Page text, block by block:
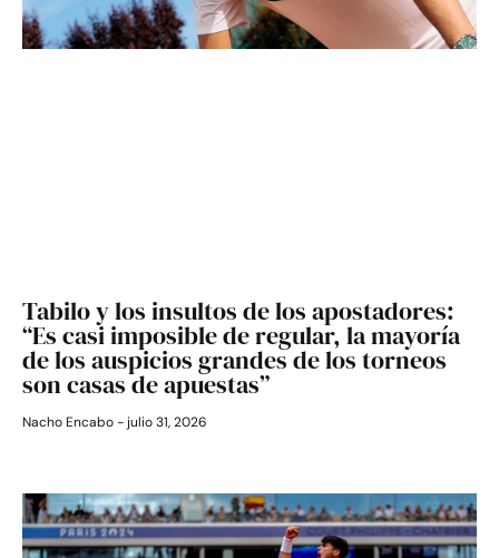
Tabilo y los insultos de los apostadores:
“Es casi imposible de regular, la mayoría
de los auspicios grandes de los torneos
son casas de apuestas”
Nacho Encabo julio 31, 2026